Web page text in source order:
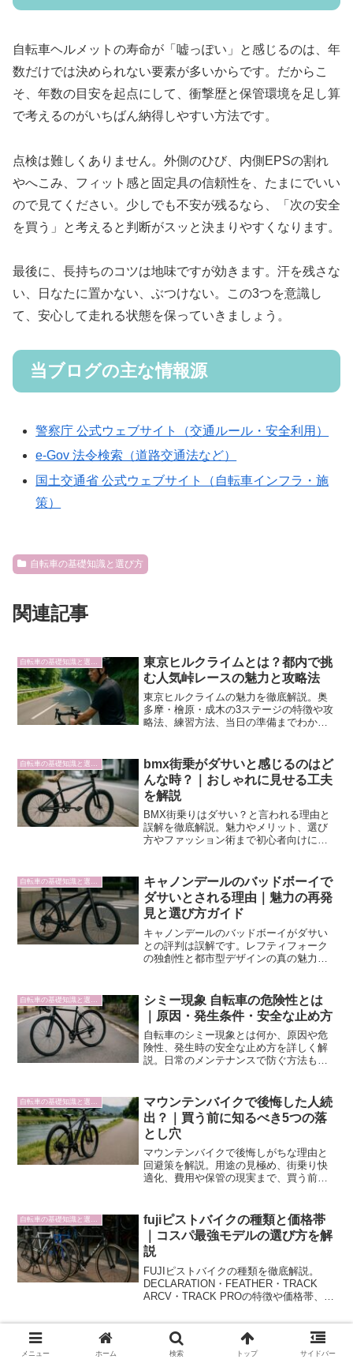
自転車ヘルメットの寿命が「嘘っぽい」と感じるのは、年
数だけでは決められない要素が多いからです。だからこ
そ、年数の目安を起点にして、衝撃歴と保管環境を足し算
で考えるのがいちばん納得しやすい方法です。
点検は難しくありません。外側のひび、内側EPSの割れ
やへこみ、フィット感と固定具の信頼性を、たまにでいい
ので見てください。少しでも不安が残るなら、「次の安全
を買う」と考えると判断がスッと決まりやすくなります。
最後に、長持ちのコツは地味ですが効きます。汗を残さな
い、日なたに置かない、ぶつけない。この3つを意識し
て、安心して走れる状態を保っていきましょう。
当ブログの主な情報源
警察庁 公式ウェブサイト（交通ルール・安全利用）
e-Gov 法令検索（道路交通法など）
国土交通省 公式ウェブサイト（自転車インフラ・施
策）
自転車の基礎知識と選び方
関連記事
東京ヒルクライムとは？都内で挑
む人気峠レースの魅力と攻略法
東京ヒルクライムの魅力を徹底解説。奥
多摩・檜原・成木の3ステージの特徴や攻
略法、練習方法、当日の準備までわかり
bmx街乗がダサいと感じるのはど
んな時？｜おしゃれに見せる工夫
を解説
BMX街乗りはダサい？と言われる理由と
誤解を徹底解説。魅力やメリット、選び
方やファッション術まで初心者向けに紹
自転車の基礎知識と選び方
キャノンデールのバッドボーイで
ダサいとされる理由｜魅力の再発
見と選び方ガイド
キャノンデールのバッドボーイがダサい
との評判は誤解です。レフティフォーク
の独創性と都市型デザインの真の魅力、
た本当の価値とは？
シミー現象 自転車の危険性とは
｜原因・発生条件・安全な止め方
自転車のシミー現象とは何か、原因や危
険性、発生時の安全な止め方を詳しく解
説。日常のメンテナンスで防ぐ方法も紹
マウンテンバイクで後悔した人続
出？｜買う前に知るべき5つの落
とし穴
マウンテンバイクで後悔しがちな理由と
回避策を解説。用途の見極め、街乗り快
適化、費用や保管の現実まで、買う前に
自転車の基礎知識と選び方
fujiピストバイクの種類と価格帯
｜コスパ最強モデルの選び方を解
説
FUJIピストバイクの種類を徹底解説。
DECLARATION・FEATHER・TRACK
ARCV・TRACK PROの特徴や価格帯、選
メニュー ホーム 検索 トップ サイドバー